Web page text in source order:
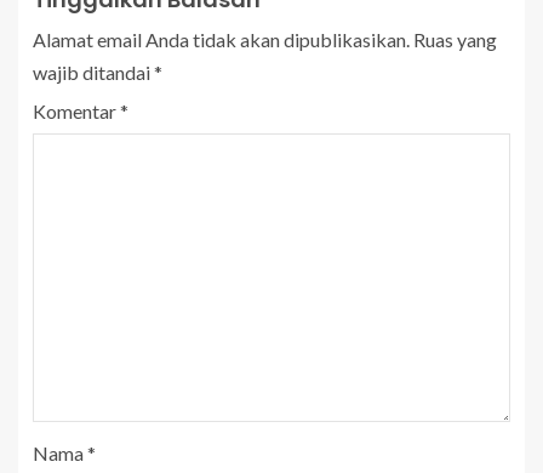
Alamat email Anda tidak akan dipublikasikan. Ruas yang
wajib ditandai*
Komentar*
Nama*